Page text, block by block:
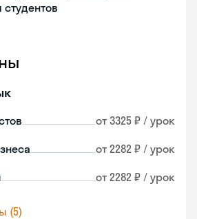
студентов
от 3325 ₽ / урок
от 2282 ₽ / урок
от 2282 ₽ / урок
(5)